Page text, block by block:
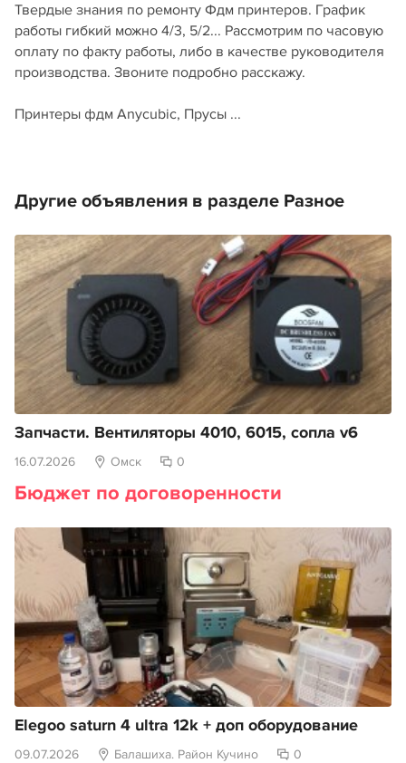
Твердые знания по ремонту Фдм принтеров. График
работы гибкий можно 4/3, 5/2... Рассмотрим по часовую
оплату по факту работы, либо в качестве руководителя
производства. Звоните подробно расскажу.
Принтеры фдм Anycubic, Прусы ...
Другие объявления в разделе Разное
Запчасти. Вентиляторы 4010, 6015, сопла v6
16.07.2026 Омск 0
Бюджет по договоренности
Elegoo saturn 4 ultra 12k + доп оборудование
09.07.2026 Балашиха. Район Кучино 0